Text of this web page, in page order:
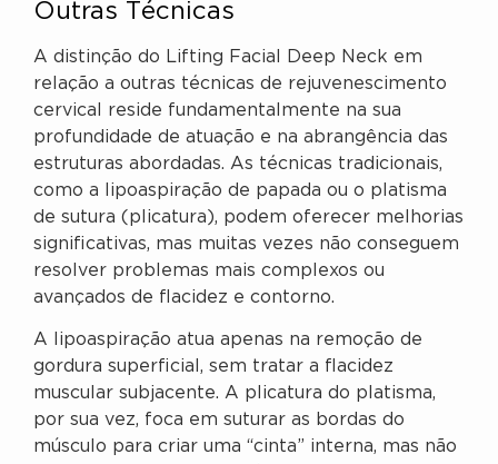
Outras Técnicas
A distinção do Lifting Facial Deep Neck em
relação a outras técnicas de rejuvenescimento
cervical reside fundamentalmente na sua
profundidade de atuação e na abrangência das
estruturas abordadas. As técnicas tradicionais,
como a lipoaspiração de papada ou o platisma
de sutura (plicatura), podem oferecer melhorias
significativas, mas muitas vezes não conseguem
resolver problemas mais complexos ou
avançados de flacidez e contorno.
A lipoaspiração atua apenas na remoção de
gordura superficial, sem tratar a flacidez
muscular subjacente. A plicatura do platisma,
por sua vez, foca em suturar as bordas do
músculo para criar uma “cinta” interna, mas não